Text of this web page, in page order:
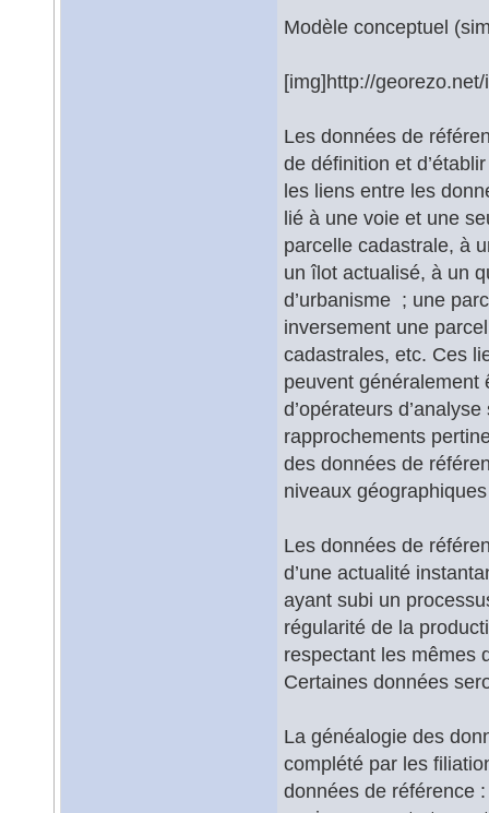
Modèle conceptuel
[img]http://
Les données de
de définition et
les liens entre les
lié à une voie et une
parcelle cadastrale, à
un îlot actualisé, à un
d’urbanisme ; une
inversement une
cadastrales, etc. Ces
peuvent généralement
d’opérateurs
rapprochements
des données de
niveaux
Les données de
d’une actualité
ayant subi un
régularité de la
respectant les mêmes
Certaines données
La généalogie des
complété par les
données de référence